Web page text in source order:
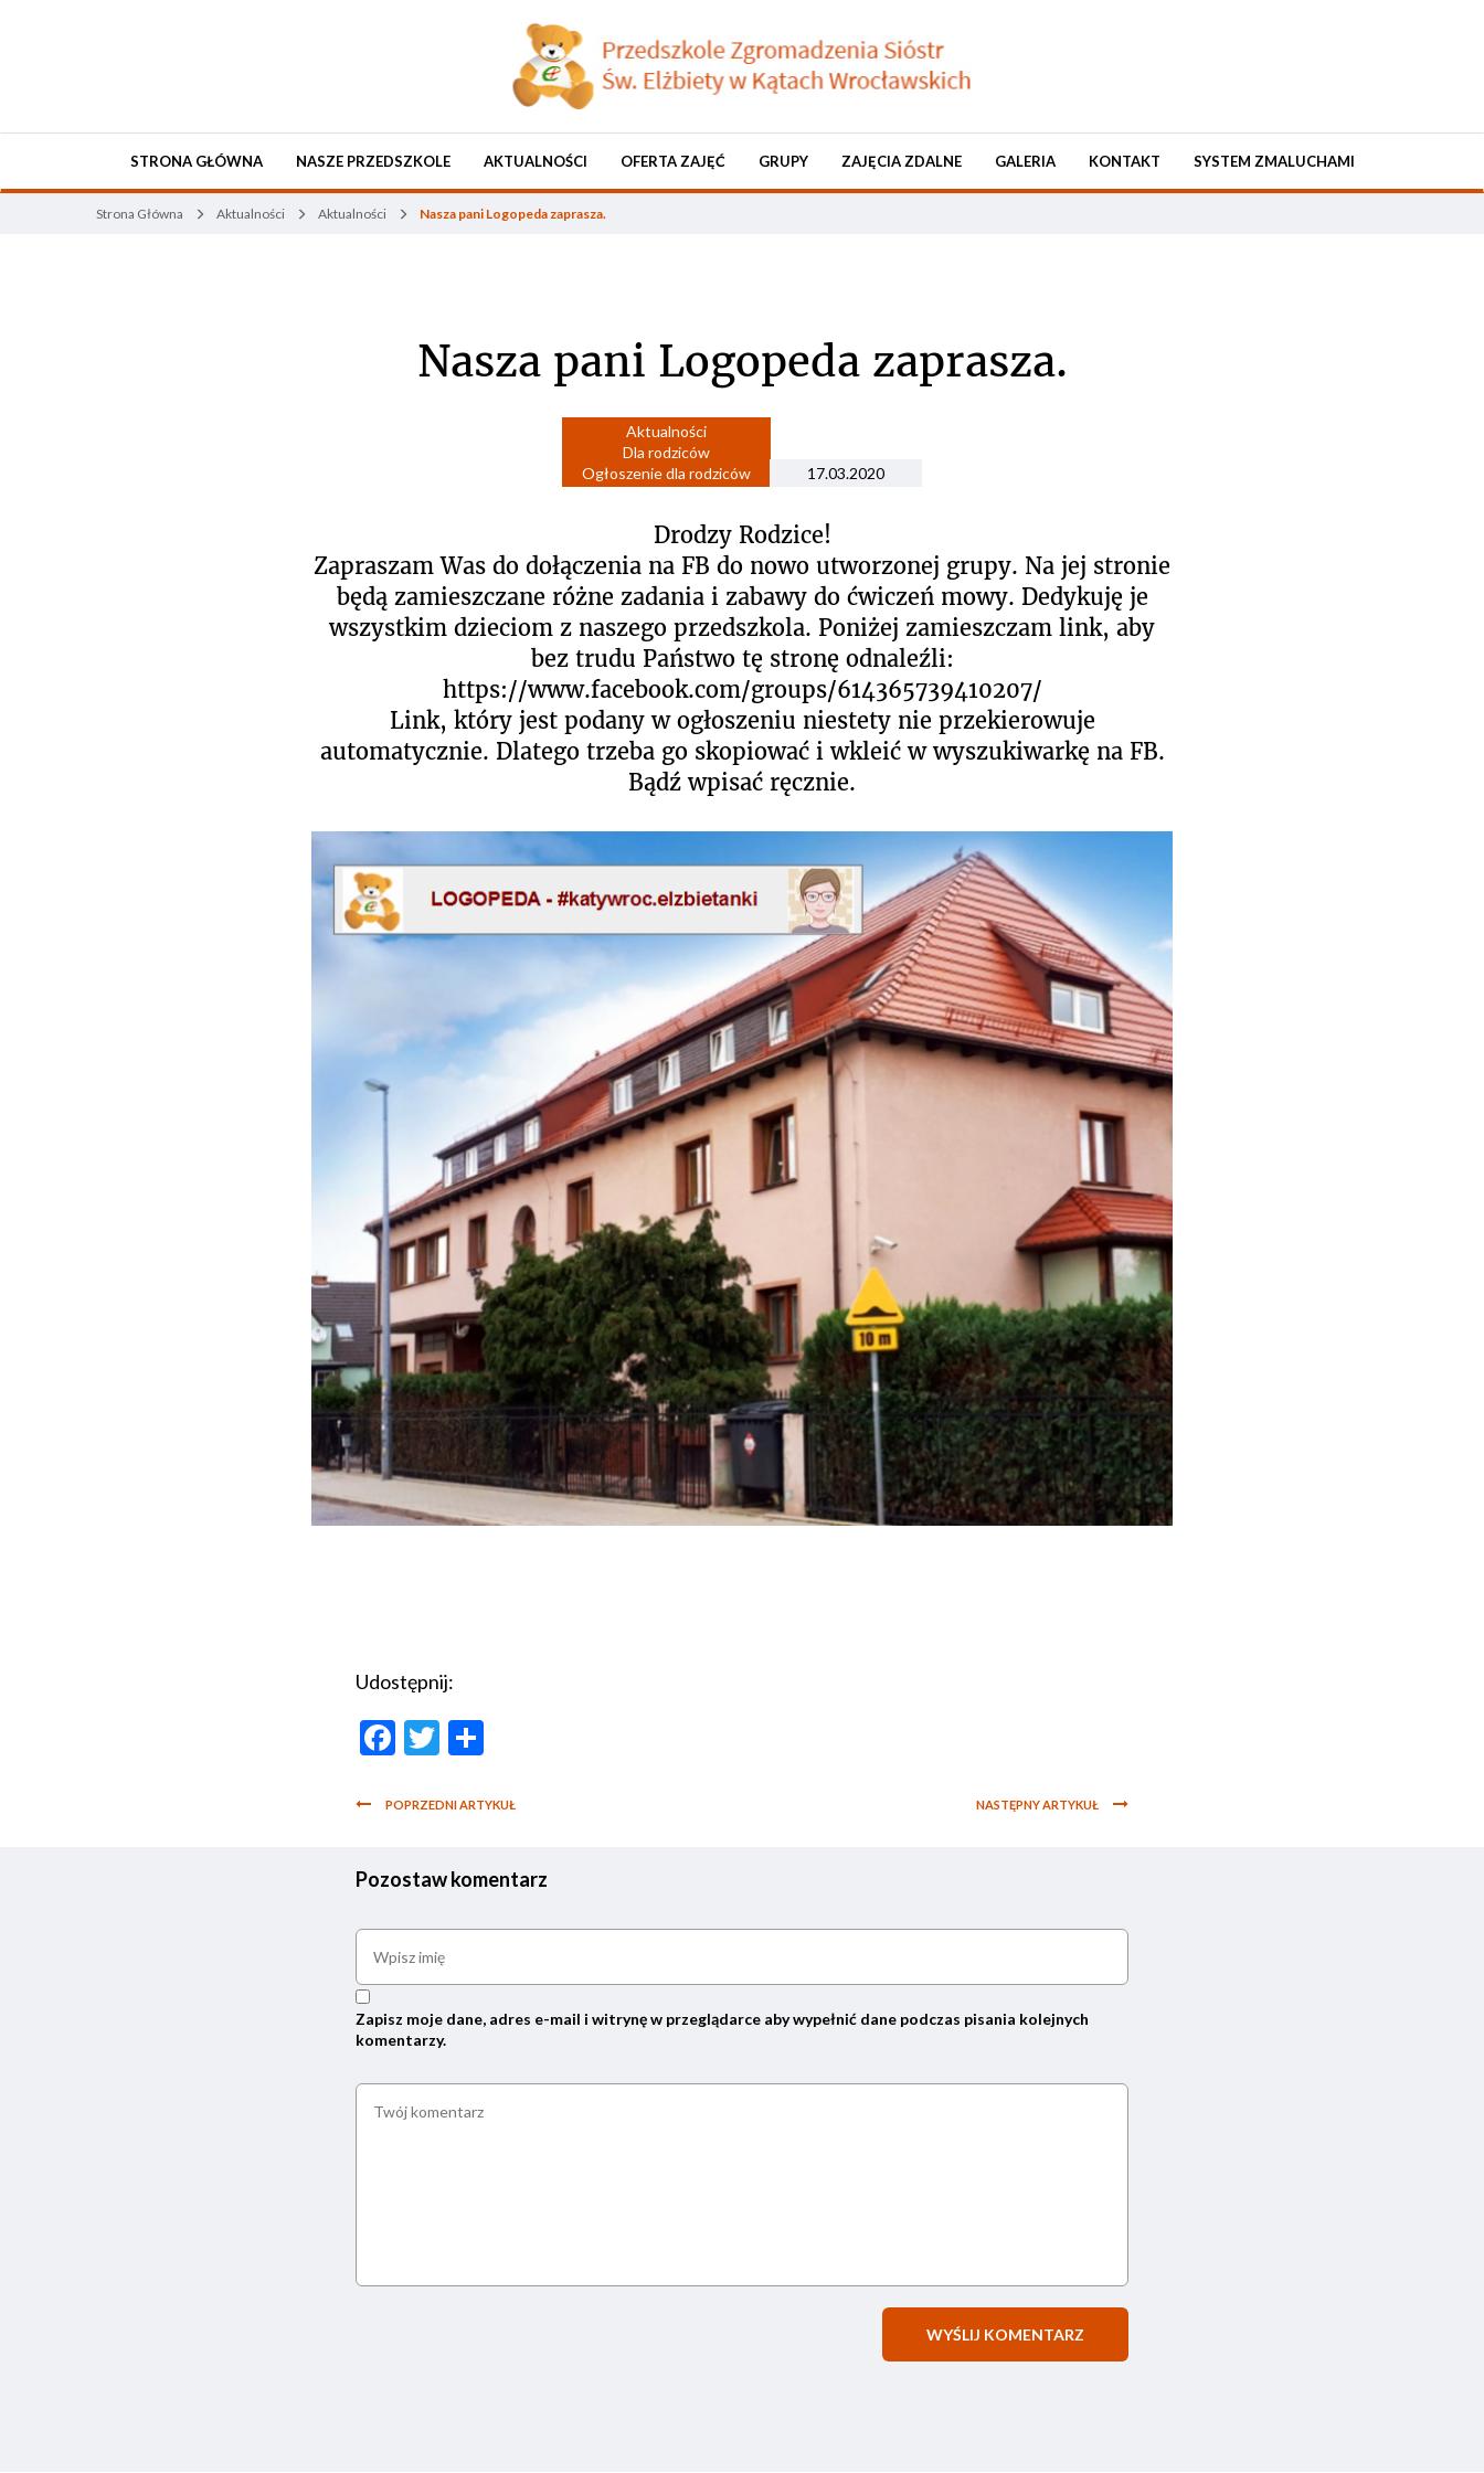
STRONA GŁÓWNA NASZE PRZEDSZKOLE AKTUALNOŚCI OFERTA ZAJĘĆ GRUPY ZAJĘCIA ZDALNE GALERIA KONTAKT SYSTEM ZMALUCHAMI
Strona Główna Aktualności Aktualności Nasza pani Logopeda zaprasza.
Nasza pani Logopeda zaprasza.
Aktualności
Dla rodziców
Ogłoszenie dla rodziców
17.03.2020
Drodzy Rodzice!
Zapraszam Was do dołączenia na FB do nowo utworzonej grupy. Na jej stronie
będą zamieszczane różne zadania i zabawy do ćwiczeń mowy. Dedykuję je
wszystkim dzieciom z naszego przedszkola. Poniżej zamieszczam link, aby
bez trudu Państwo tę stronę odnaleźli:
https://www.facebook.com/groups/614365739410207/
Link, który jest podany w ogłoszeniu niestety nie przekierowuje
automatycznie. Dlatego trzeba go skopiować i wkleić w wyszukiwarkę na FB.
Bądź wpisać ręcznie.
Udostępnij:
Facebook
Twitter
POPRZEDNI ARTYKUŁ NASTĘPNY ARTYKUŁ
Pozostaw komentarz
Zapisz moje dane, adres e-mail i witrynę w przeglądarce aby wypełnić dane podczas pisania kolejnych
komentarzy.